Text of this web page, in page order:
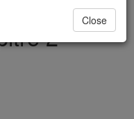
2
Close